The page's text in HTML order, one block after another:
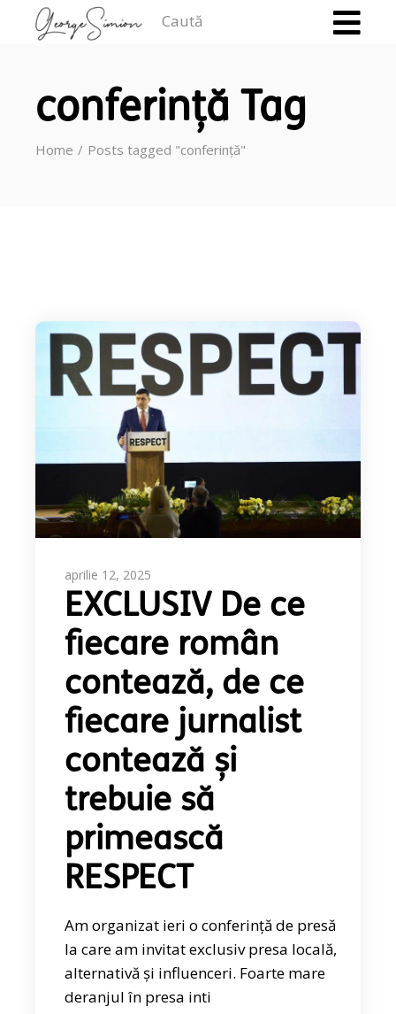
conferință Tag
Home Posts tagged "conferință"
aprilie 12, 2025
EXCLUSIV De ce
fiecare român
contează, de ce
fiecare jurnalist
contează și
trebuie să
primească
RESPECT
Am organizat ieri o conferință de presă
la care am invitat exclusiv presa locală,
alternativă și influenceri. Foarte mare
deranjul în presa inti